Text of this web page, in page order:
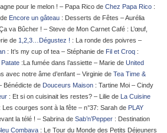
pour le melon ! – Papa Rico de Chez Papa Rico :
Encore un gâteau : Desserts de Fêtes – Aurélia
va Bûcher ! – Steve de Mon Carnet Café : L’œuf,
de 1,2,3…Dégustez ! : La ronde des poivres –
: It’s my cup of tea – Stéphanie de Fil et Croq :
:La fumée dans l’assiette – Marie de United
avec notre âme d’enfant – Virginie de Tea Time &
Bénédicte de Douceurs Maison : Tartine Moi – Cindy
: Et si on cuisinait les restes? – Lilie de La Cuisine
: Les courges sont à la fête – n°37: Sarah de PLAY
la télé ! – Sabrina de Sab’n’Pepper : Destination
Combava : Le Tour du Monde des Petits Déjeuners